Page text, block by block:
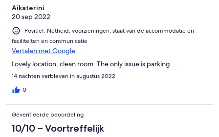
Aikaterini
20 sep 2022
Positief: Netheid, voorzieningen, staat van de accommodatie en
faciliteiten en communicatie
Vertalen met Google
Lovely location, clean room. The only issue is parking.
14 nachten verbleven in augustus 2022
0
Geverifieerde beoordeling
10/10 – Voortreffelijk